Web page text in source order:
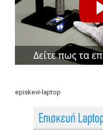
episkevi-laptop